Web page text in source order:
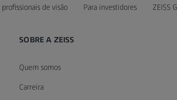
profissionais de visão Para investidores ZEISS
SOBRE A ZEISS
Quem somos
Carreira